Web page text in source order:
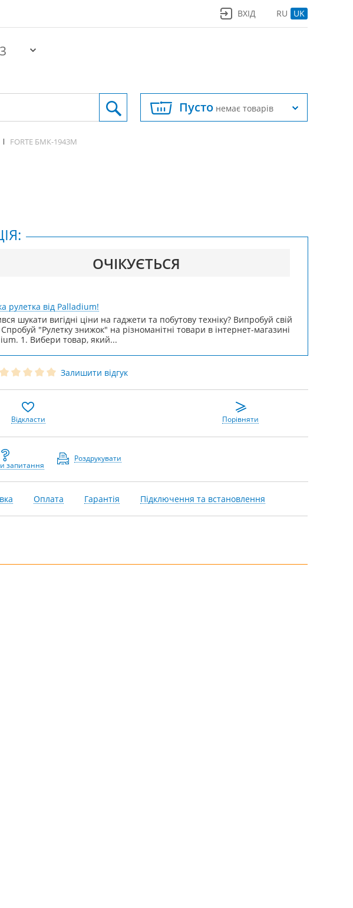
RU UK
ВХІД
Пусто немає товарів
FORTE БМК-1943М
ОЧІКУЄТЬСЯ
рулетка від Palladium!
шукати вигідні ціни на гаджети та побутову техніку? Випробуй свій
Спробуй "Рулетку знижок" на різноманітні товари в інтернет-магазині
1. Вибери товар, який...
Залишити відгук
Відкласти Порівняти
запитання
Роздрукувати
Оплата Гарантія Підключення та встановлення